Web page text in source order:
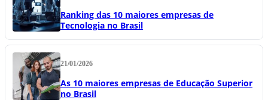
Ranking das 10 maiores empresas de
Tecnologia no Brasil
21/01/2026
As 10 maiores empresas de Educação Superior
no Brasil